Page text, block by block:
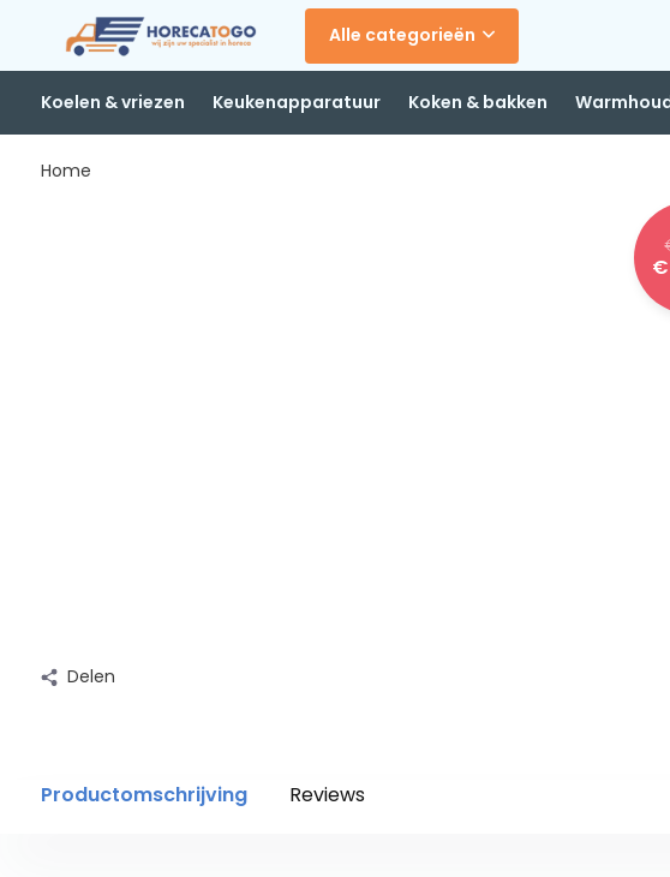
Alle categorieën
Koelen & vriezen Keukenapparatuur Koken & bakken
Home
Delen
Productomschrijving Reviews